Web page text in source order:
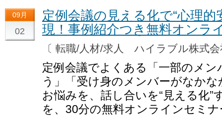
09月
02
定例会議の見える化で“心理
現！事例紹介つき無料オンラ
〔 転職/人材/求人 ハイラブル株式
定例会議でよくある「一部のメ
う」「受け身のメンバーがなか
お悩みを、話し合いを“見える化
を、30分の無料オンラインセミ